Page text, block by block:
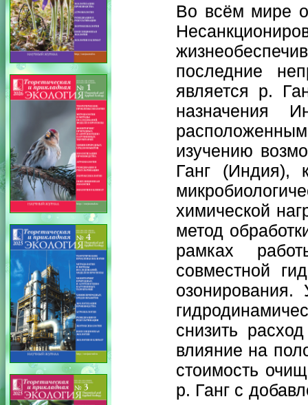
Во всём мире
последние
является р.
назначения
изучению
Ганг (Индия),
химической
метод
рамках
совместной
озонирования.
снизить
влияние на
стоимость
р. Ганг с